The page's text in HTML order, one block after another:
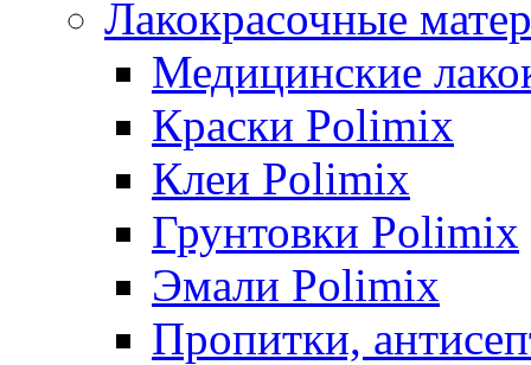
Лакокрасочные
Медицинские
Краски Polimix
Клеи Polimix
Грунтовки Polimix
Эмали Polimix
Пропитки,